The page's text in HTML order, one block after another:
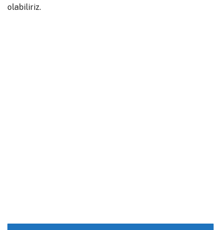
olabiliriz.